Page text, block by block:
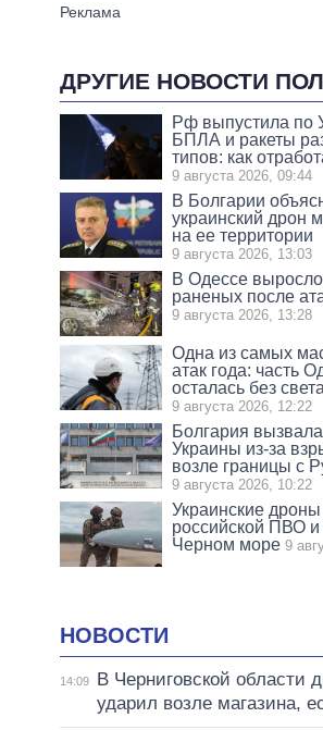
ДРУГИЕ НОВОСТИ
Рф выпустила по
БПЛА и ракеты
типов: как
9 августа 2026, 09:44
В Болгарии
украинский дрон
на ее территории
9 августа 2026, 13:03
В Одессе
раненых после
9 августа 2026, 13:28
Одна из самых
атак года: часть
осталась без света
9 августа 2026, 12:22
Болгария
Украины из-за
возле границы с
9 августа 2026, 10:22
Украинские
российской ПВО и
Черном море 9
НОВОСТИ
14:09
В Черниговской области
ударил возле магазина,